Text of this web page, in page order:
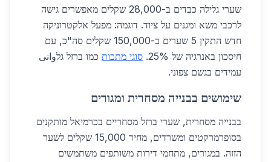
שערי גלילה כבדים ב-28,000 שקלים מאפשרים גישה
לרכבי משא ומגנים על ציוד. דוגמה: מפעל אלקטרוניקה
חדש התקין 5 שערים ב-150,000 שקלים סה"כ, עם
חיסכון באנרגיה של 25%.
סוגי מתכות כמו ברזל גלوانی
עמידים בגשם צפוני.
שימושים בבנייה מסחרית ומגורים
בבנייה מסחרית, שערי ברזל מסחריים בכרמיאל מותקנים
בסופרמרקטים ומשרדים, מחיר 15,000 שקלים לשער
הזזה. במגורים, מתחמי דירות משותפים משתמשים